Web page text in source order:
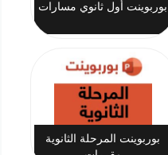
بوربوينت أول ثانوي مسارات
بوربوينت المرحلة الثانوية